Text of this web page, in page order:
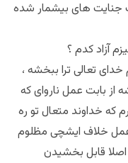
جنایت های بیشمار شده
آزاد کدم ؟
تعالی ترا ببخشه ،
از بابت عمل ناروای که
که خداوند متعال تو ره
عمل خلاف ایشچی مظلوم
قابل بخشیدن